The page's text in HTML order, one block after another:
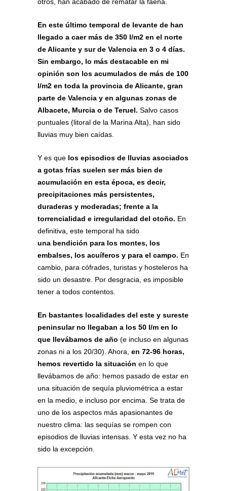
otros, han acabado de rematar la faena.
En este último temporal de levante de han
llegado a caer más de 350 l/m2 en el norte
de Alicante y sur de Valencia en 3 o 4 días.
Sin embargo, lo más destacable en mi
opinión son los acumulados de más de 100
l/m2 en toda la provincia de Alicante, gran
parte de Valencia y en algunas zonas de
Albacete, Murcia o de Teruel. Salvo casos
puntuales (litoral de la Marina Alta), han sido
lluvias muy bien caídas.
Y es que los episodios de lluvias asociados
a gotas frías suelen ser más bien de
acumulación en esta época, es decir,
precipitaciones más persistentes,
duraderas y moderadas; frente a la
torrencialidad e irregularidad del otoño. En
definitiva, este temporal ha sido
una bendición para los montes, los
embalses, los acuíferos y para el campo. En
cambio, para cófrades, turistas y hosteleros ha
sido un desastre. Por desgracia, es imposible
tener a todos contentos.
En bastantes localidades del este y sureste
peninsular no llegaban a los 50 l/m en lo
que llevábamos de año (e incluso en algunas
zonas ni a los 20/30). Ahora, en 72-96 horas,
hemos revertido la situación en lo que
llevábamos de año: hemos pasado de estar en
una situación de sequía pluviométrica a estar
en la medio, e incluso por encima. Se trata de
uno de los aspectos más apasionantes de
nuestro clima: las sequías se rompen con
episodios de lluvias intensas. Y esta vez no ha
sido la excepción.